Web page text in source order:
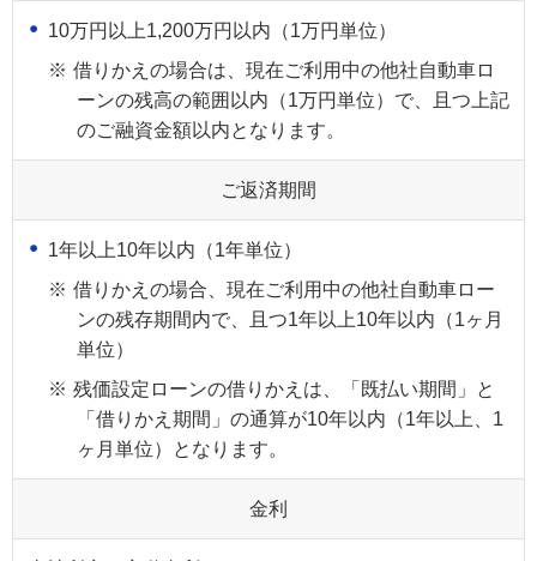
10万円以上1,200万円以内（1万円単位）
※ 借りかえの場合は、現在ご利用中の他社自動車ロ
ーンの残高の範囲以内（1万円単位）で、且つ上記
のご融資金額以内となります。
ご返済期間
1年以上10年以内（1年単位）
※ 借りかえの場合、現在ご利用中の他社自動車ロー
ンの残存期間内で、且つ1年以上10年以内（1ヶ月
単位）
※ 残価設定ローンの借りかえは、「既払い期間」と
「借りかえ期間」の通算が10年以内（1年以上、1
ヶ月単位）となります。
金利